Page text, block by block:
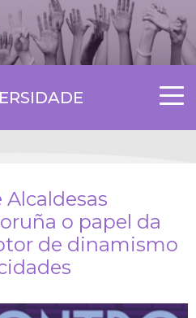
o papel da
de dinamismo